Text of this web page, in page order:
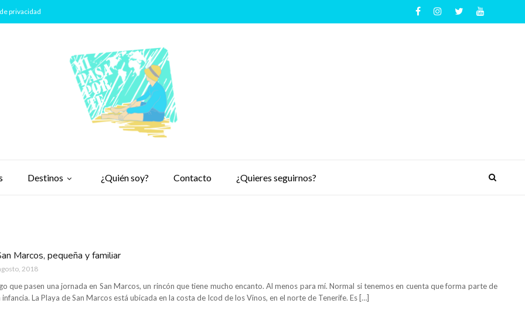
Destinos ¿Quién soy? Contacto ¿Quieres seguirnos?
privacidad
Marcos, pequeña y familiar
2018
que pasen una jornada en San Marcos, un rincón que tiene mucho encanto. Al menos para mí. Normal si tenemos en cuenta que forma parte de
La Playa de San Marcos está ubicada en la costa de Icod de los Vinos, en el norte de Tenerife. Es […]